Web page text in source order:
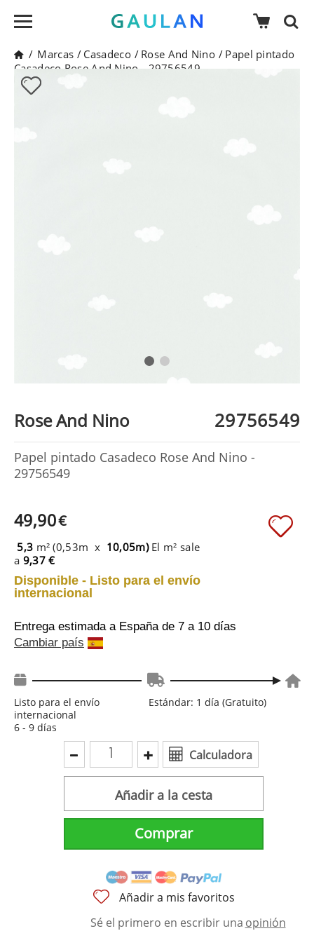
/ Marcas / Casadeco / Rose And Nino / Papel pintado
Casadeco Rose And Nino - 29756549
Rose And Nino 29756549
Papel pintado Casadeco Rose And Nino -
29756549
49,90€
5,3 m² (0,53m x 10,05m) El m² sale
a 9,37 €
Disponible - Listo para el envío
internacional
Entrega estimada a España de 7 a 10 días
Cambiar país
Listo para el envío
internacional
6 - 9 días
Estándar: 1 día (Gratuito)
Calculadora
Añadir a la cesta
Comprar
Añadir a mis favoritos
Sé el primero en escribir una opinión